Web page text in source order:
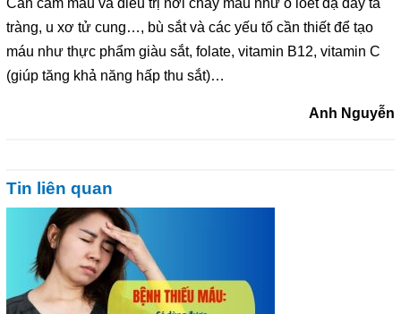
Cần cầm máu và điều trị nơi chảy máu như ổ loét dạ dày tá
tràng, u xơ tử cung…, bù sắt và các yếu tố cần thiết để tạo
máu như thực phẩm giàu sắt, folate, vitamin B12, vitamin C
(giúp tăng khả năng hấp thu sắt)…
Anh Nguyễn
Tin liên quan